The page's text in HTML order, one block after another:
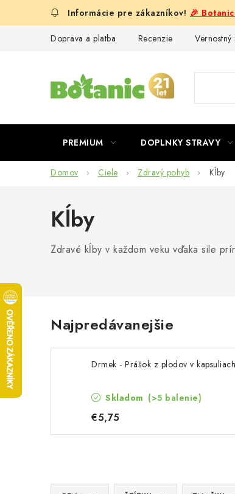
🎉
Doprava a platba Recenzie
PREMIUM DOPLNKY STRAVY
Domov Ciele Zdravý pohyb Kĺby
Kĺby
Zdravé kĺby v každom veku vďaka sile
Najpredávanejšie
Drmek - Prášok z plodov v kapsuliach
Skladom (>5 balenie)
€5,75